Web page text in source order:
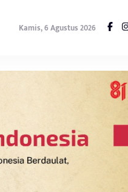
Kamis, 6 Agustus 2026